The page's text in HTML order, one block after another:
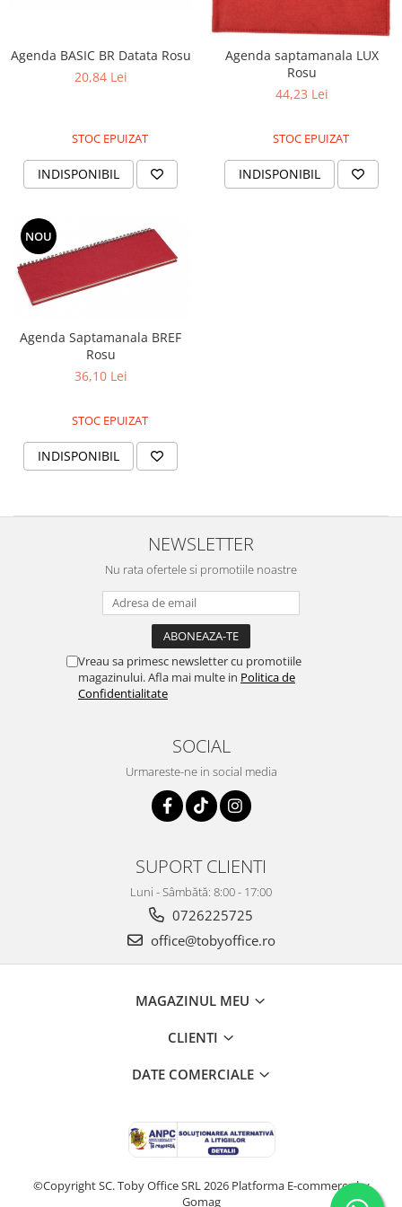
Agenda BASIC BR Datata Rosu
20,84 Lei
STOC EPUIZAT
INDISPONIBIL
Agenda saptamanala LUX
Rosu
44,23 Lei
STOC EPUIZAT
INDISPONIBIL
NOU
Agenda Saptamanala BREF
Rosu
36,10 Lei
STOC EPUIZAT
INDISPONIBIL
NEWSLETTER
Nu rata ofertele si promotiile noastre
Vreau sa primesc newsletter cu promotiile
magazinului. Afla mai multe in Politica de
Confidentialitate
SOCIAL
Urmareste-ne in social media
SUPORT CLIENTI
Luni - Sâmbătă: 8:00 - 17:00
0726225725
office@tobyoffice.ro
MAGAZINUL MEU
CLIENTI
DATE COMERCIALE
©Copyright SC. Toby Office SRL 2026 Platforma E-commerce by
Gomag